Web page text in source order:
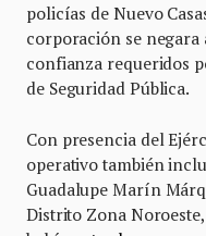
policías de Nuevo
corporación se negara
confianza requeridos
de Seguridad Pública.
Con presencia del
operativo también
Guadalupe Marín
Distrito Zona